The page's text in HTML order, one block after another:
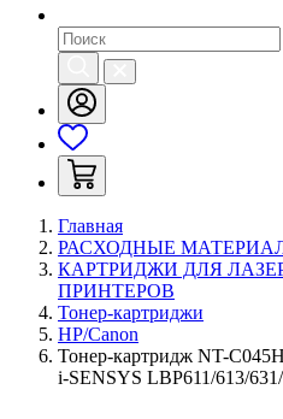
Главная
РАСХОДНЫЕ
КАРТРИДЖИ ДЛЯ
ПРИНТЕРОВ
Тонер-картриджи
HP/Canon
Тонер-картридж NT-
i-SENSYS LBP611/613/